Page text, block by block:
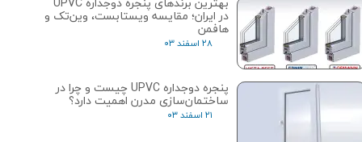
در ایران؛ مقایسه ویستابست، وین‌تک و
هافمن
۲۸ اسفند ۰۳
پنجره دوجداره UPVC چیست و چرا در
ساختمان‌سازی مدرن اهمیت دارد؟
۲۱ اسفند ۰۳